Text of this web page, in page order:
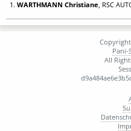
1. WARTHMANN Christiane, RSC
Pani-
All